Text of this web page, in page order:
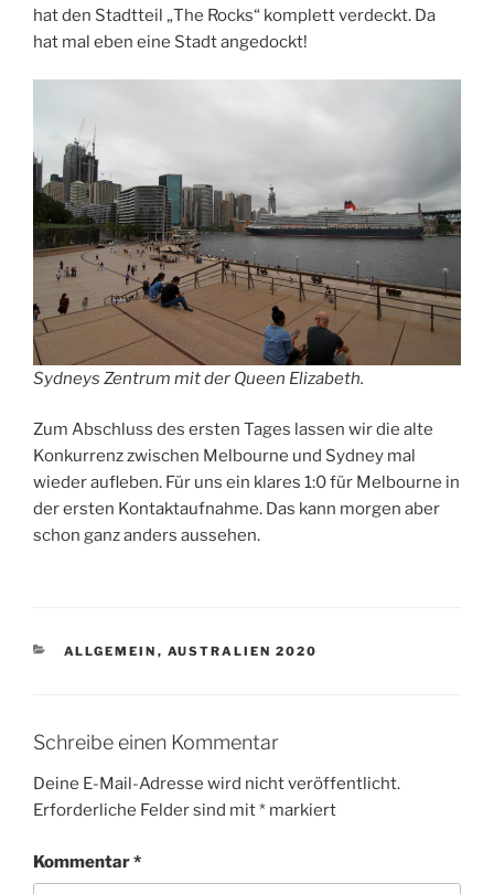
hat den Stadtteil „The Rocks“ komplett verdeckt. Da
hat mal eben eine Stadt angedockt!
Sydneys Zentrum mit der Queen Elizabeth.
Zum Abschluss des ersten Tages lassen wir die alte
Konkurrenz zwischen Melbourne und Sydney mal
wieder aufleben. Für uns ein klares 1:0 für Melbourne in
der ersten Kontaktaufnahme. Das kann morgen aber
schon ganz anders aussehen.
KATEGORIEN
ALLGEMEIN , AUSTRALIEN 2020
Schreibe einen Kommentar
Deine E-Mail-Adresse wird nicht veröffentlicht.
Erforderliche Felder sind mit* markiert
Kommentar*